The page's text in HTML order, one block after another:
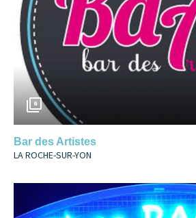
6
Bar des Artistes
LA ROCHE-SUR-YON